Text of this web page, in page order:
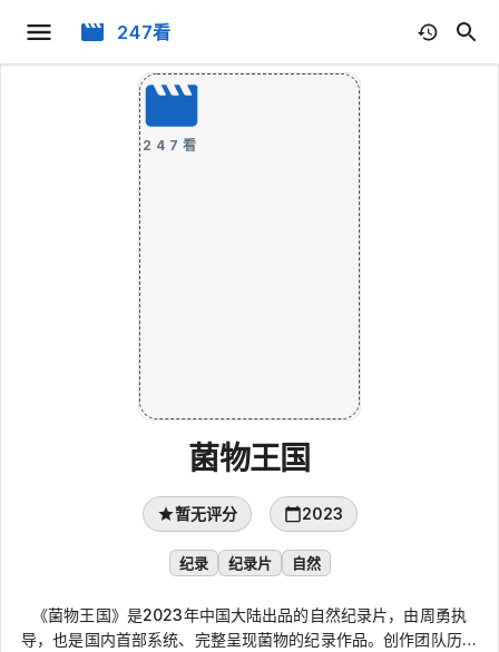
247看
247看
菌物王国
暂无评分 2023
纪录 纪录片 自然
《菌物王国》是2023年中国大陆出品的自然纪录片，由周勇执
导，也是国内首部系统、完整呈现菌物的纪录作品。创作团队历时